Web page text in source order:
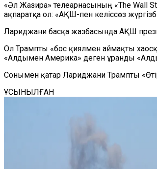
«Әл Жазира» телеарнасының «The Wall
ақпаратқа ол: «АҚШ-пен келіссөз
Лариджани басқа жазбасында АҚШ
Ол Трампты «бос қиялмен аймақты
«Алдымен Америка» деген ұранды
Сонымен қатар Лариджани Трампты
ҰСЫНЫЛҒАН